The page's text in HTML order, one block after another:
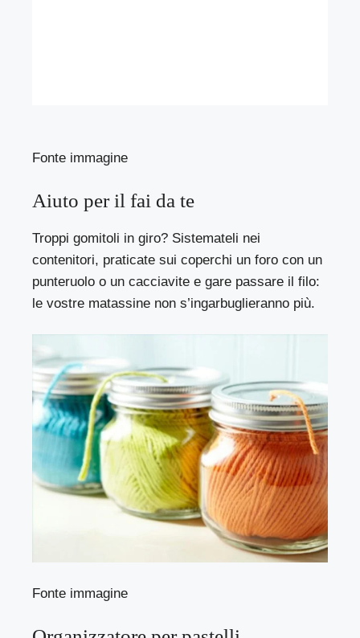
Fonte immagine
Aiuto per il fai da te
Troppi gomitoli in giro? Sistemateli nei
contenitori, praticate sui coperchi un foro con un
punteruolo o un cacciavite e gare passare il filo:
le vostre matassine non s’ingarbuglieranno più.
Fonte immagine